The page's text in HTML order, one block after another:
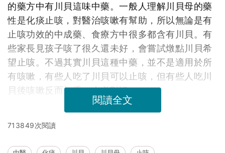
的藥方中有川貝這味中藥。一般人理解川貝母的藥
性是化痰止咳，對醫治咳嗽有幫助，所以無論是有
止咳功效的中成藥、食療方中很多都含有川貝。有
些家長見孩子咳了很久還未好，會嘗試燉點川貝希
望止咳。不過其實川貝這種中藥，並不是適用於所
有咳嗽，有些人吃了川貝可以止咳，但有些人吃川
貝後咳嗽反而加重，未必對證。
閱讀全文
713849次閱讀